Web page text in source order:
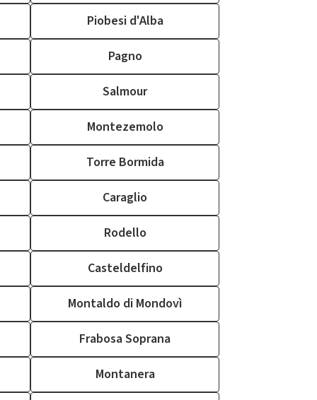
Piobesi d'Alba
Pagno
Salmour
Montezemolo
Torre Bormida
Caraglio
Rodello
Casteldelfino
Montaldo di Mondovì
Frabosa Soprana
Montanera